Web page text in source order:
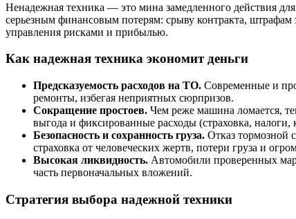
Ненадежная техника — это мина замедленного действия
серьезным финансовым потерям: срыву контракта, штрафам
управления рисками и прибылью.
Как надежная техника экономит деньги
Предсказуемость расходов на ТО. Современные и
ремонты, избегая неприятных сюрпризов.
Сокращение простоев. Чем реже машина ломается,
выгода и фиксированные расходы (страховка, налоги,
Безопасность и сохранность груза. Отказ тормозной
страховка от человеческих жертв, потери груза и
Высокая ликвидность. Автомобили проверенных
часть первоначальных вложений.
Стратегия выбора надежной техники